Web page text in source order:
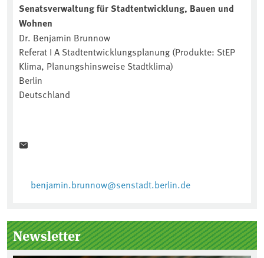
Senatsverwaltung für Stadtentwicklung, Bauen und
Wohnen
Dr. Benjamin Brunnow
Referat I A Stadtentwicklungsplanung (Produkte: StEP
Klima, Planungshinsweise Stadtklima)
Berlin
Deutschland
benjamin.brunnow@senstadt.berlin.de
Newsletter